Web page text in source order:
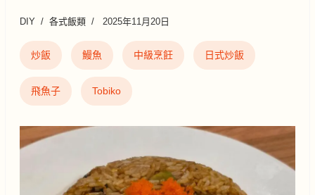
DIY 各式飯類 2025年11月20日
炒飯 鰻魚 中級烹飪 日式炒飯
飛魚子 Tobiko